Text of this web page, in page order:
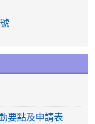
要點及申請表